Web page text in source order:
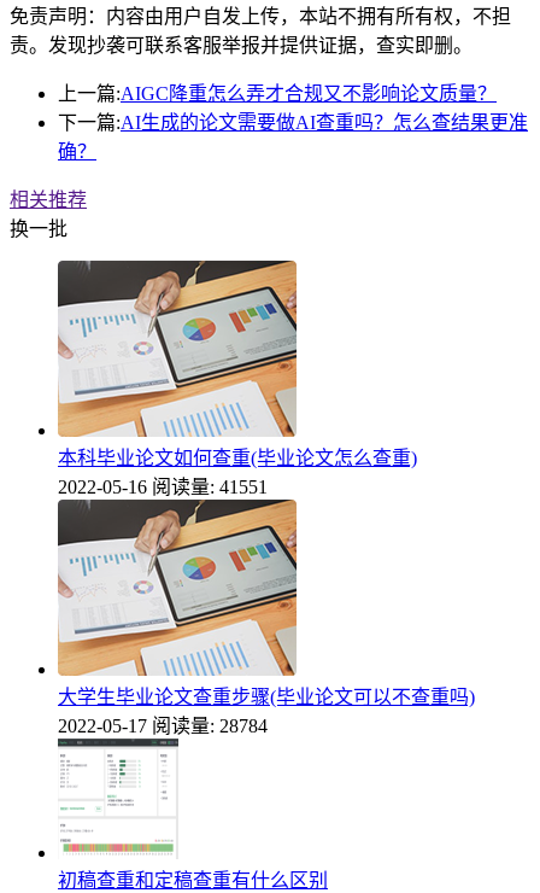
免责声明：内容由用户自发上传，本站不拥有所有权，不担
责。发现抄袭可联系客服举报并提供证据，查实即删。
上一篇:AIGC降重怎么弄才合规又不影响论文质量？
下一篇:AI生成的论文需要做AI查重吗？怎么查结果更准
确？
相关推荐
换一批
本科毕业论文如何查重(毕业论文怎么查重)
2022-05-16 阅读量: 41551
大学生毕业论文查重步骤(毕业论文可以不查重吗)
2022-05-17 阅读量: 28784
初稿查重和定稿查重有什么区别